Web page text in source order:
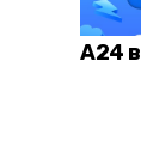
А24